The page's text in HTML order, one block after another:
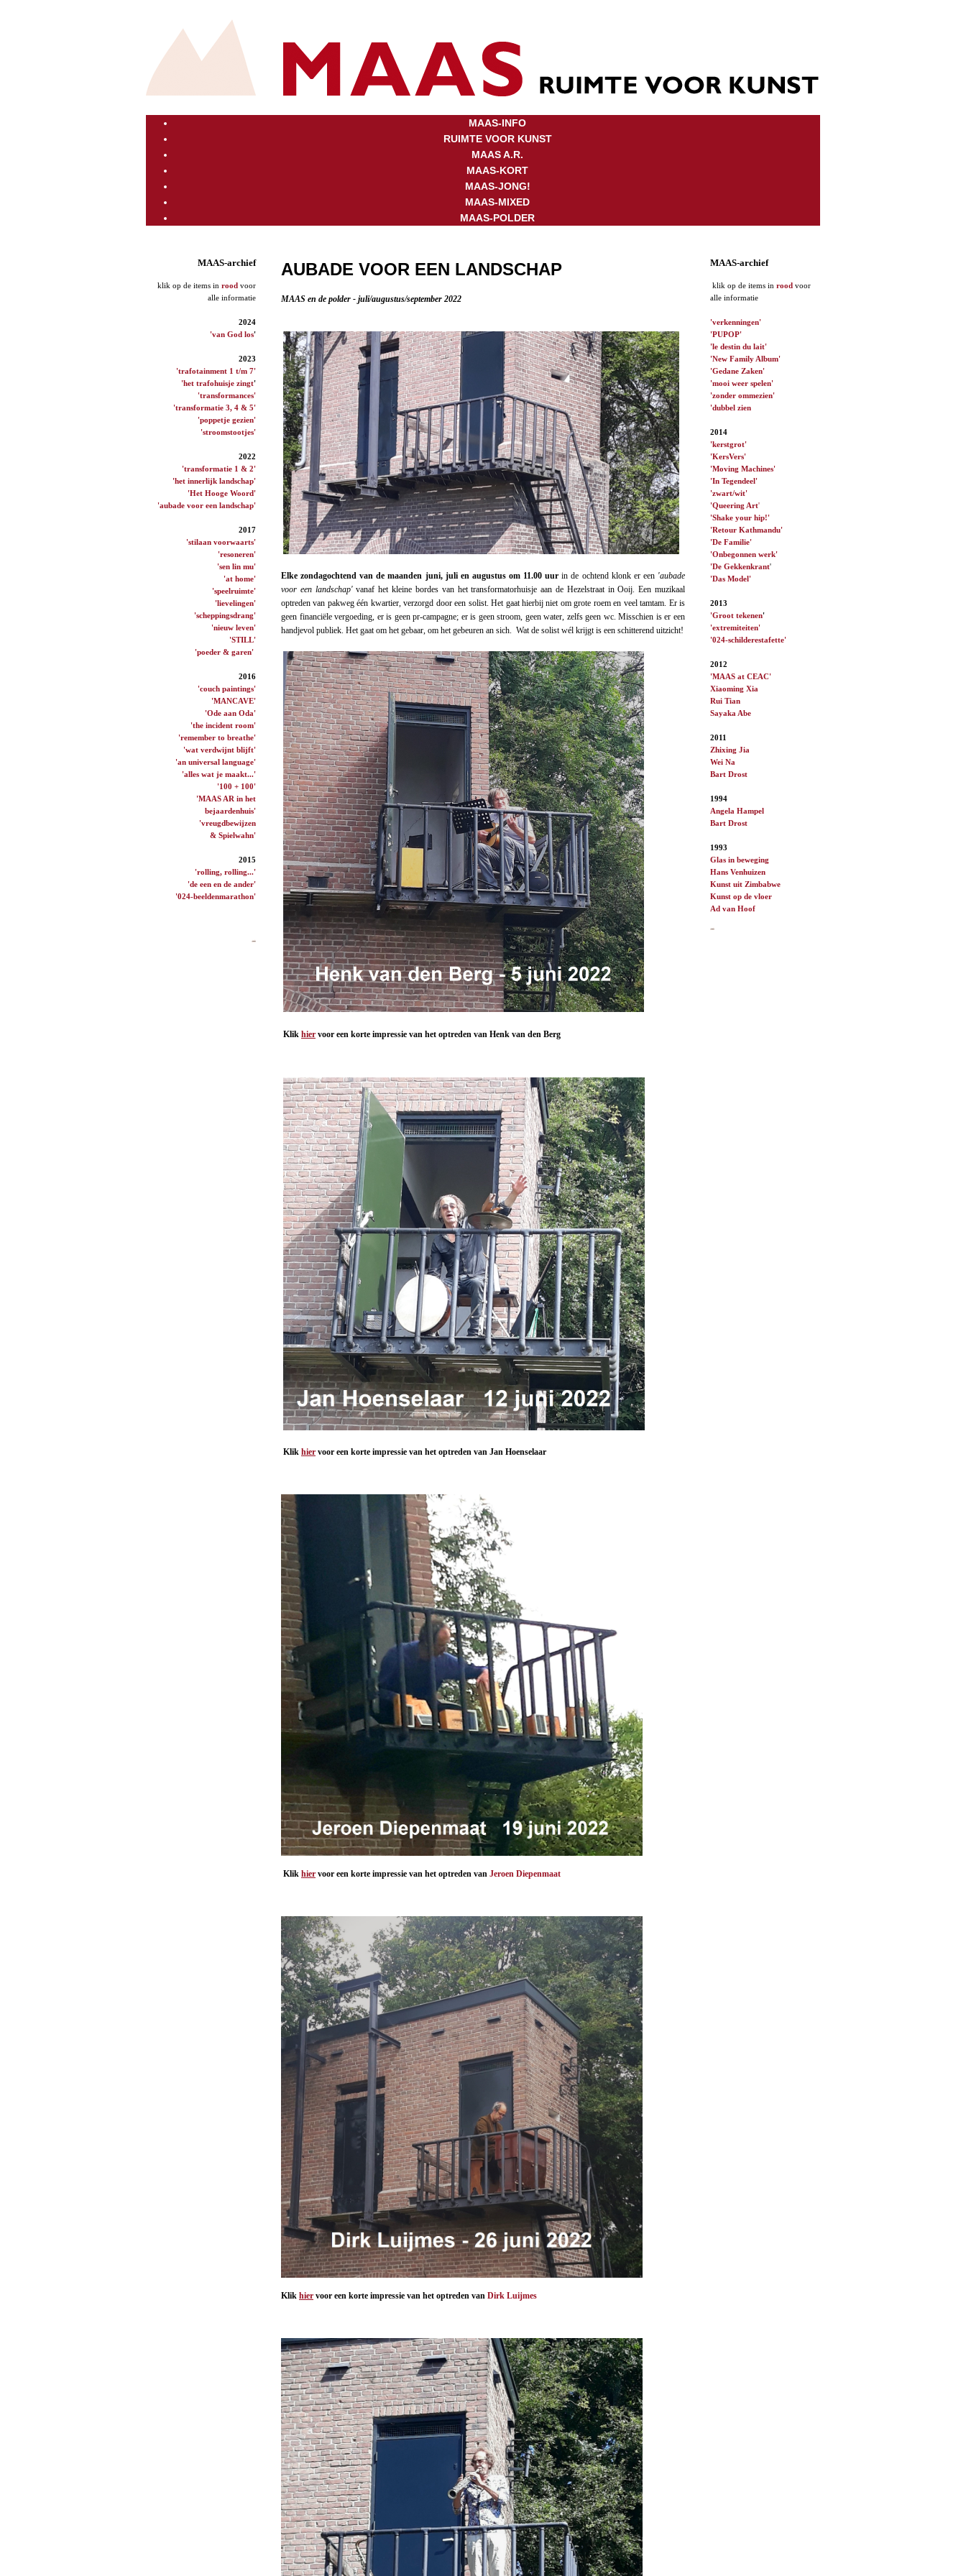
MAAS-INFO
RUIMTE VOOR KUNST
MAAS A.R.
MAAS-KORT
MAAS-JONG!
MAAS-MIXED
MAAS-POLDER
MAAS-archief
klik op de items in rood voor
alle informatie
2024
'van God los'
2023
'trafotainment 1 t/m 7'
'het trafohuisje zingt'
'transformances'
'transformatie 3, 4 & 5'
'poppetje gezien'
'stroomstootjes'
2022
'transformatie 1 & 2'
'het innerlijk landschap'
'Het Hooge Woord'
'aubade voor een landschap'
2017
'stilaan voorwaarts'
'resoneren'
'sen lin mu'
'at home'
'speelruimte'
'lievelingen'
'scheppingsdrang'
'nieuw leven'
'STILL'
'poeder & garen'
2016
'couch paintings'
'MANCAVE'
'Ode aan Oda'
'the incident room'
'remember to breathe'
'wat verdwijnt blijft'
'an universal language'
'alles wat je maakt...'
'100 + 100'
'MAAS AR in het
bejaardenhuis'
'vreugdbewijzen
& Spielwahn'
2015
'rolling, rolling...'
'de een en de ander'
'024-beeldenmarathon'
AUBADE VOOR EEN LANDSCHAP
MAAS en de polder - juli/augustus/september 2022
Elke zondagochtend van de maanden juni, juli en augustus om 11.00 uur in de ochtend klonk er een'aubade
voor een landschap'vanaf het kleine bordes van het transformatorhuisje aan de Hezelstraat in Ooij. Een muzikaal
optreden van pakweg één kwartier, verzorgd door een solist. Het gaat hierbij niet om grote roem en veel tamtam. Er is
geen financiële vergoeding, er is geen pr-campagne; er is geen stroom, geen water, zelfs geen wc. Misschien is er een
handjevol publiek. Het gaat om het gebaar, om het gebeuren an sich. Wat de solist wél krijgt is een schitterend uitzicht!
Klik hier voor een korte impressie van het optreden van Henk van den Berg
Klik hier voor een korte impressie van het optreden van Jan Hoenselaar
Klik hier voor een korte impressie van het optreden van Jeroen Diepenmaat
Klik hier voor een korte impressie van het optreden van Dirk Luijmes
MAAS-archief
klik op de items in rood voor
alle informatie
'verkenningen'
'PUPOP'
'le destin du lait'
'New Family Album'
'Gedane Zaken'
'mooi weer spelen'
'zonder ommezien'
'dubbel zien
2014
'kerstgrot'
'KersVers'
'Moving Machines'
'In Tegendeel'
'zwart/wit'
'Queering Art'
'Shake your hip!'
'Retour Kathmandu'
'De Familie'
'Onbegonnen werk'
'De Gekkenkrant'
'Das Model'
2013
'Groot tekenen'
'extremiteiten'
'024-schilderestafette'
2012
'MAAS at CEAC'
Xiaoming Xia
Rui Tian
Sayaka Abe
2011
Zhixing Jia
Wei Na
Bart Drost
1994
Angela Hampel
Bart Drost
1993
Glas in beweging
Hans Venhuizen
Kunst uit Zimbabwe
Kunst op de vloer
Ad van Hoof